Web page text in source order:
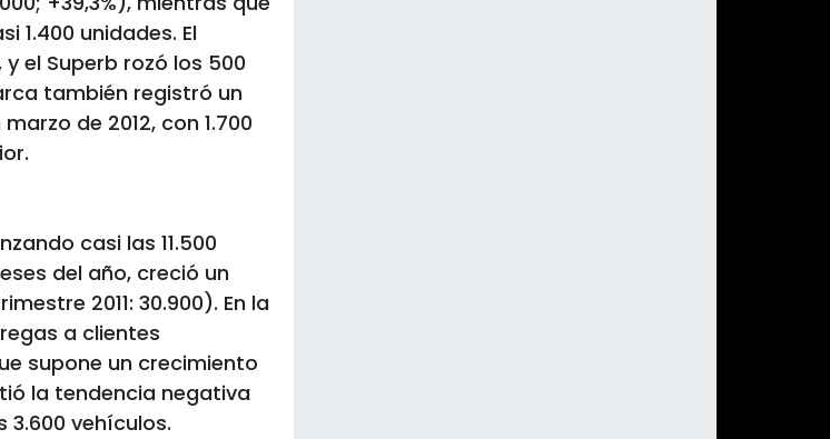
1.400 unidades. El
el Superb rozó los 500
también registró un
de 2012, con 1.700
casi las 11.500
del año, creció un
2011: 30.900). En la
a clientes
supone un crecimiento
la tendencia negativa
3.600 vehículos.